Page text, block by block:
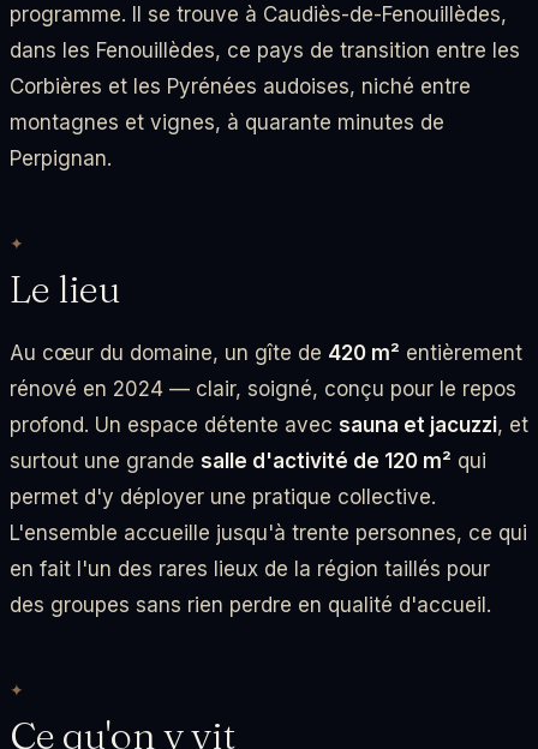
programme. Il se trouve à Caudiès-de-Fenouillèdes,
dans les Fenouillèdes, ce pays de transition entre les
Corbières et les Pyrénées audoises, niché entre
montagnes et vignes, à quarante minutes de
Perpignan.
Le lieu
Au cœur du domaine, un gîte de 420 m² entièrement
rénové en 2024 — clair, soigné, conçu pour le repos
profond. Un espace détente avec sauna et jacuzzi, et
surtout une grande salle d'activité de 120 m² qui
permet d'y déployer une pratique collective.
L'ensemble accueille jusqu'à trente personnes, ce qui
en fait l'un des rares lieux de la région taillés pour
des groupes sans rien perdre en qualité d'accueil.
Ce qu'on y vit